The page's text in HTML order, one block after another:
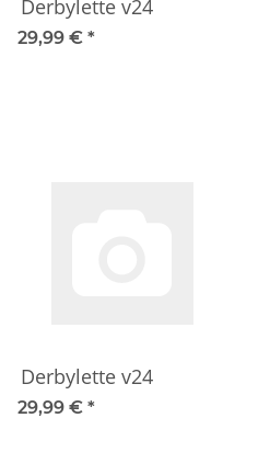
Derbylette v24
29,99 € *
Derbylette v24
29,99 € *